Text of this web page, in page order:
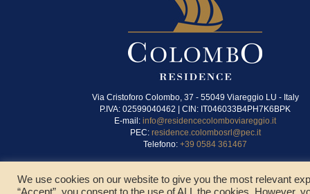
Via Cristoforo Colombo, 37 - 55049 Viareggio LU - Italy
P.IVA: 02599040462 | CIN: IT046033B4PH7K6BPK
E-mail: info@residencecolomboviareggio.it
PEC: residence.colombosrl@pec.it
Telefono: +39 0584 361467
We use cookies on our website to give you the most relevant
“Accept”, you consent to the use of ALL the cookies. However,